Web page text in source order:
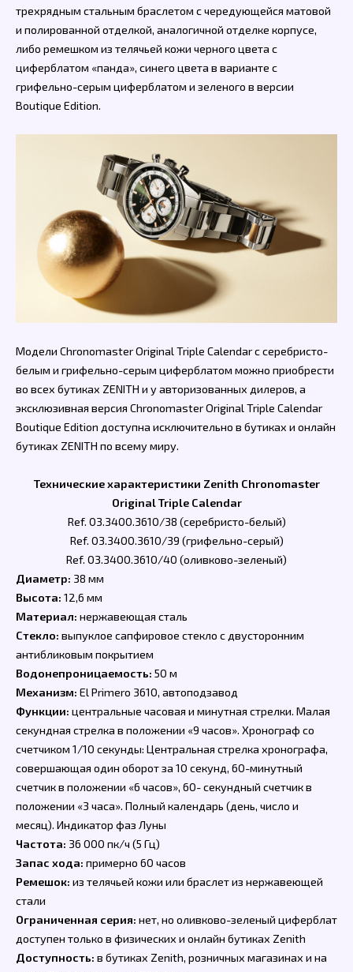
трехрядным стальным браслетом с чередующейся матовой
и полированной отделкой, аналогичной отделке корпусе,
либо ремешком из телячьей кожи черного цвета с
циферблатом «панда», синего цвета в варианте с
грифельно-серым циферблатом и зеленого в версии
Boutique Edition.
Модели Chronomaster Original Triple Calendar с серебристо-
белым и грифельно-серым циферблатом можно приобрести
во всех бутиках ZENITH и у авторизованных дилеров, а
эксклюзивная версия Chronomaster Original Triple Calendar
Boutique Edition доступна исключительно в бутиках и онлайн
бутиках ZENITH по всему миру.
Технические характеристики Zenith Chronomaster
Original Triple Calendar
Ref. 03.3400.3610/38 (серебристо-белый)
Ref. 03.3400.3610/39 (грифельно-серый)
Ref. 03.3400.3610/40 (оливково-зеленый)
Диаметр: 38 мм
Высота: 12,6 мм
Материал: нержавеющая сталь
Стекло: выпуклое сапфировое стекло с двусторонним
антибликовым покрытием
Водонепроницаемость: 50 м
Механизм: El Primero 3610, автоподзавод
Функции: центральные часовая и минутная стрелки. Малая
секундная стрелка в положении «9 часов». Хронограф со
счетчиком 1/10 секунды: Центральная стрелка хронографа,
совершающая один оборот за 10 секунд, 60-минутный
счетчик в положении «6 часов», 60- секундный счетчик в
положении «3 часа». Полный календарь (день, число и
месяц). Индикатор фаз Луны
Частота: 36 000 пк/ч (5 Гц)
Запас хода: примерно 60 часов
Ремешок: из телячьей кожи или браслет из нержавеющей
стали
Ограниченная серия: нет, но оливково-зеленый циферблат
доступен только в физических и онлайн бутиках Zenith
Доступность: в бутиках Zenith, розничных магазинах и на